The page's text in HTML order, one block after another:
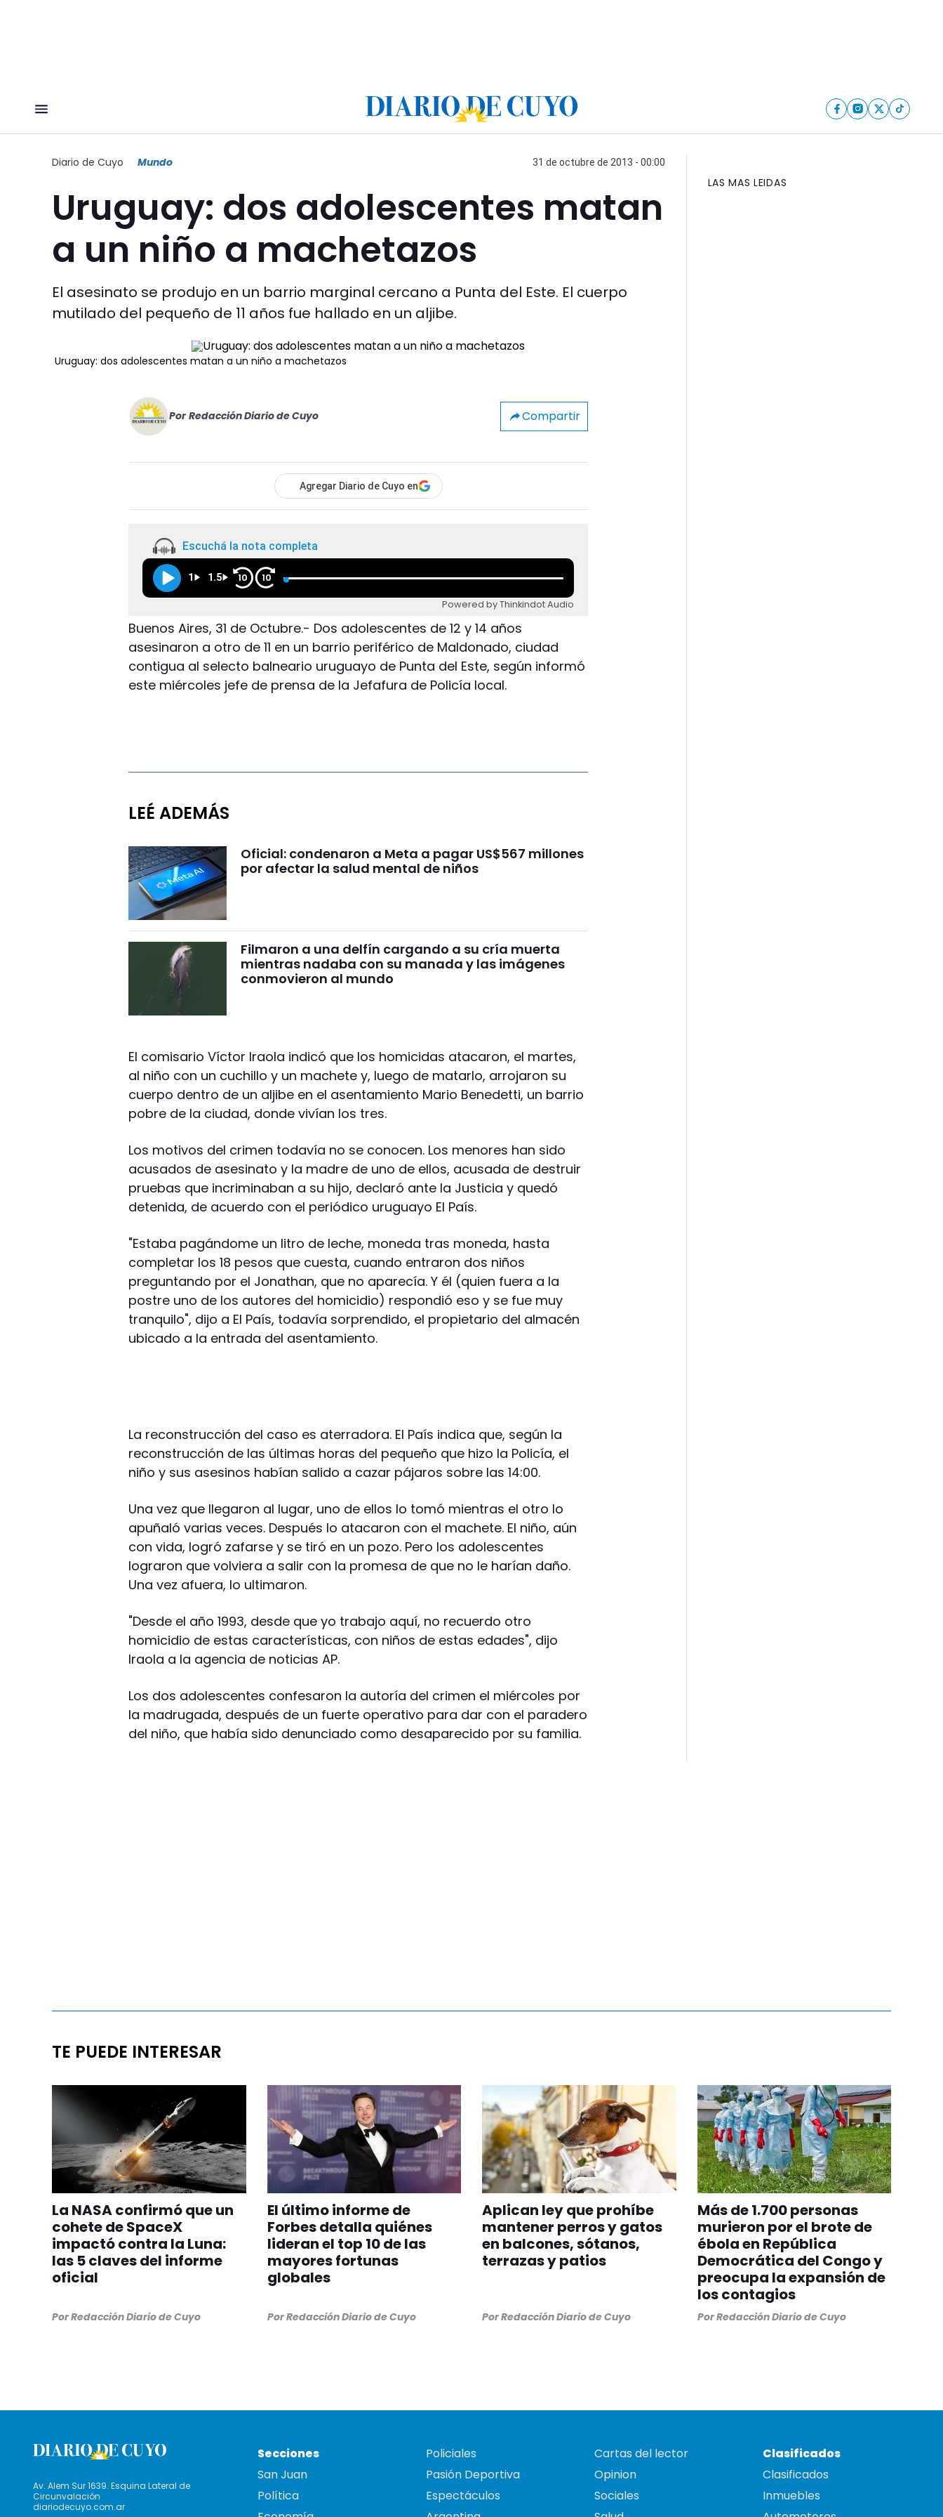
Diario de Cuyo Mundo 31 de octubre de 2013 - 00:00
Uruguay: dos adolescentes matan
a un niño a machetazos
El asesinato se produjo en un barrio marginal cercano a Punta del Este. El cuerpo
mutilado del pequeño de 11 años fue hallado en un aljibe.
Uruguay: dos adolescentes matan a un niño a machetazos
Por Redacción Diario de Cuyo Compartir
Agregar Diario de Cuyo en
Escuchá la nota completa
1 1.5 10 10
Powered by Thinkindot Audio
Buenos Aires, 31 de Octubre.- Dos adolescentes de 12 y 14 años
asesinaron a otro de 11 en un barrio periférico de Maldonado, ciudad
contigua al selecto balneario uruguayo de Punta del Este, según informó
este miércoles jefe de prensa de la Jefafura de Policía local.
LEÉ ADEMÁS
Oficial: condenaron a Meta a pagar US$567 millones
por afectar la salud mental de niños
Filmaron a una delfín cargando a su cría muerta
mientras nadaba con su manada y las imágenes
conmovieron al mundo
El comisario Víctor Iraola indicó que los homicidas atacaron, el martes,
al niño con un cuchillo y un machete y, luego de matarlo, arrojaron su
cuerpo dentro de un aljibe en el asentamiento Mario Benedetti, un barrio
pobre de la ciudad, donde vivían los tres.
Los motivos del crimen todavía no se conocen. Los menores han sido
acusados de asesinato y la madre de uno de ellos, acusada de destruir
pruebas que incriminaban a su hijo, declaró ante la Justicia y quedó
detenida, de acuerdo con el periódico uruguayo El País.
"Estaba pagándome un litro de leche, moneda tras moneda, hasta
completar los 18 pesos que cuesta, cuando entraron dos niños
preguntando por el Jonathan, que no aparecía. Y él (quien fuera a la
postre uno de los autores del homicidio) respondió eso y se fue muy
tranquilo", dijo a El País, todavía sorprendido, el propietario del almacén
ubicado a la entrada del asentamiento.
La reconstrucción del caso es aterradora. El País indica que, según la
reconstrucción de las últimas horas del pequeño que hizo la Policía, el
niño y sus asesinos habían salido a cazar pájaros sobre las 14:00.
Una vez que llegaron al lugar, uno de ellos lo tomó mientras el otro lo
apuñaló varias veces. Después lo atacaron con el machete. El niño, aún
con vida, logró zafarse y se tiró en un pozo. Pero los adolescentes
lograron que volviera a salir con la promesa de que no le harían daño.
Una vez afuera, lo ultimaron.
"Desde el año 1993, desde que yo trabajo aquí, no recuerdo otro
homicidio de estas características, con niños de estas edades", dijo
Iraola a la agencia de noticias AP.
Los dos adolescentes confesaron la autoría del crimen el miércoles por
la madrugada, después de un fuerte operativo para dar con el paradero
del niño, que había sido denunciado como desaparecido por su familia.
LAS MAS LEIDAS
TE PUEDE INTERESAR
La NASA confirmó que un
cohete de SpaceX
impactó contra la Luna:
las 5 claves del informe
oficial
PorRedacción Diario de Cuyo
El último informe de
Forbes detalla quiénes
lideran el top 10 de las
mayores fortunas
globales
PorRedacción Diario de Cuyo
Aplican ley que prohíbe
mantener perros y gatos
en balcones, sótanos,
terrazas y patios
PorRedacción Diario de Cuyo
Más de 1.700 personas
murieron por el brote de
ébola en República
Democrática del Congo y
preocupa la expansión de
los contagios
PorRedacción Diario de Cuyo
Av. Alem Sur 1639. Esquina Lateral de
Circunvalación
diariodecuyo.com.ar
Secciones
San Juan
Política
Policiales
Pasión Deportiva
Espectáculos
Cartas del lector
Opinion
Sociales
Clasificados
Clasificados
Inmuebles